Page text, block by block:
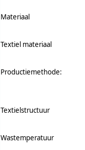
Materiaal
Textiel materiaal
Productiemethode:
Textielstructuur
Wastemperatuur